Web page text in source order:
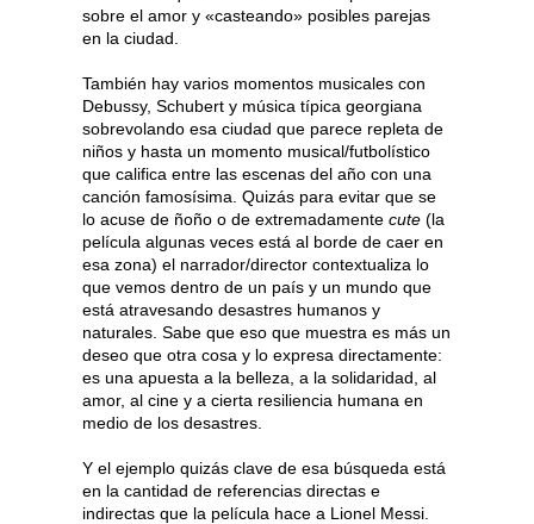
sobre el amor y «casteando» posibles parejas
en la ciudad.
También hay varios momentos musicales con
Debussy, Schubert y música típica georgiana
sobrevolando esa ciudad que parece repleta de
niños y hasta un momento musical/futbolístico
que califica entre las escenas del año con una
canción famosísima. Quizás para evitar que se
lo acuse de ñoño o de extremadamente cute (la
película algunas veces está al borde de caer en
esa zona) el narrador/director contextualiza lo
que vemos dentro de un país y un mundo que
está atravesando desastres humanos y
naturales. Sabe que eso que muestra es más un
deseo que otra cosa y lo expresa directamente:
es una apuesta a la belleza, a la solidaridad, al
amor, al cine y a cierta resiliencia humana en
medio de los desastres.
Y el ejemplo quizás clave de esa búsqueda está
en la cantidad de referencias directas e
indirectas que la película hace a Lionel Messi.